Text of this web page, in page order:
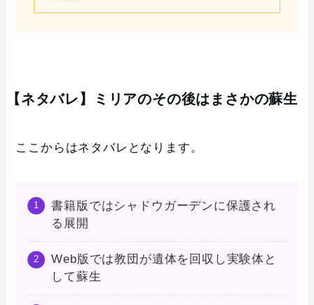
【ネタバレ】ミリアのその後はまさかの蘇生
ここからはネタバレとなります。
書籍版ではシャドウガーデンに保護され
る展開
Web版では教団が遺体を回収し実験体と
して蘇生